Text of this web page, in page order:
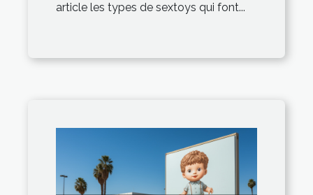
article les types de sextoys qui font...